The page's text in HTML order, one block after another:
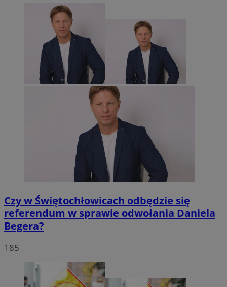
Czy w Świętochłowicach odbędzie się
referendum w sprawie odwołania Daniela
Begera?
185